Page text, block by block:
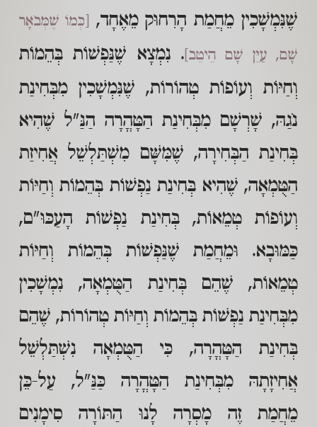
שֶׁנִּמְשָׁכִין מֵחֲמַת הָרִחוּק מֵאֶחָד,
[כְּמוֹ שֶׁמְּבֹאָר
שָׁם, עַיֵּן שָׁם הֵיטֵב] . נִמְצָא שֶׁנַּפְשׁוֹת בְּהֵמוֹת
וְחַיּוֹת וְעוֹפוֹת טְהוֹרוֹת, שֶׁנִּמְשָׁכִין מִבְּחִינַת
נֹגַהּ, שָׁרְשָׁם מִבְּחִינַת הַטָּהֳרָה הַנַּ"ל שֶׁהִיא
בְּחִינַת הַבְּחִירָה, שֶׁמִּשָּׁם מִשְׁתַּלְשֵׁל אֲחִיזַת
הַטֻּמְאָה, שֶׁהִיא בְּחִינַת נַפְשׁוֹת בְּהֵמוֹת וְחַיּוֹת
וְעוֹפוֹת טְמֵאוֹת, בְּחִינַת נַפְשׁוֹת הָעַכּוּ"ם,
כַּמּוּבָא. וּמֵחֲמַת שֶׁנַּפְשׁוֹת בְּהֵמוֹת וְחַיּוֹת
טְמֵאוֹת, שֶׁהֵם בְּחִינַת הַטֻּמְאָה, נִמְשָׁכִין
מִבְּחִינַת נַפְשׁוֹת בְּהֵמוֹת וְחַיּוֹת טְהוֹרוֹת, שֶׁהֵם
בְּחִינַת הַטָּהֳרָה, כִּי הַטֻּמְאָה נִשְׁתַּלְשֵׁל
אֲחִיזָתָהּ מִבְּחִינַת הַטָּהֳרָה כַּנַּ"ל, עַל-כֵּן
מֵחֲמַת זֶה מָסְרָה לָנוּ הַתּוֹרָה סִימָנִים